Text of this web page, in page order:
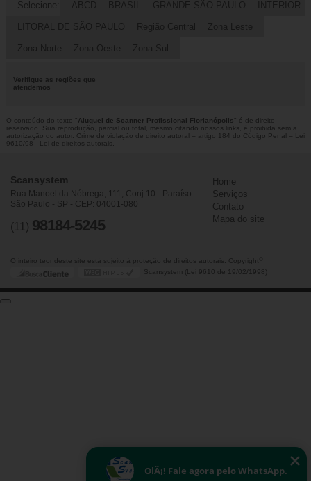
Selecione: ABCD BRASIL GRANDE SÃO PAULO INTERIOR
LITORAL DE SÃO PAULO Região Central Zona Leste
Zona Norte Zona Oeste Zona Sul
Verifique as regiões que
atendemos
O conteúdo do texto " Aluguel de Scanner Profissional Florianópolis " é de direito
reservado. Sua reprodução, parcial ou total, mesmo citando nossos links, é proibida sem a
autorização do autor. Crime de violação de direito autoral – artigo 184 do Código Penal –
Lei
9610/98 - Lei de direitos autorais .
Scansystem
Rua Manoel da Nóbrega, 111, Conj 10 - Paraíso
São Paulo - SP - CEP: 04001-080
(11) 98184-5245
Home
Serviços
Contato
Mapa do site
O inteiro teor deste site está sujeito à proteção de direitos autorais. Copyright
Scansystem (Lei 9610 de 19/02/1998)
OlÃ¡! Fale agora pelo WhatsApp.